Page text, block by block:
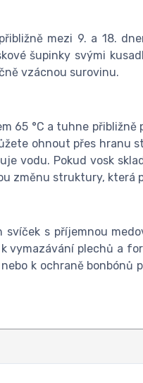
mezi 9. a 18.
šupinky svými
vzácnou surovinu.
°C a tuhne přibližně
ohnout přes hranu
vodu. Pokud vosk
změnu struktury, která
s příjemnou
vymazávání plechů a
k ochraně